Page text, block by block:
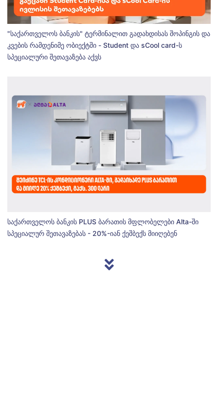
"საქართველოს ბანკის" ტერმინალით გადახდისას შოპინგის და
კვების რამდენიმე ობიექტში - Student და sCool card-ს
სპეციალური შეთავაზება აქვს
საქართველოს ბანკის PLUS ბარათის მფლობელები Alta-ში
სპეციალურ შეთავაზებას - 20%-იან ქეშბექს მიიღებენ